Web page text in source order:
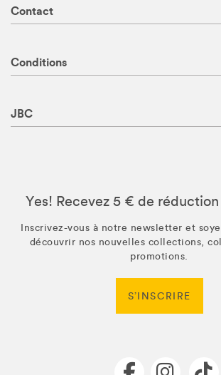
Contact
Conditions
JBC
Yes! Recevez 5 € de
Inscrivez-vous à notre newsletter et
découvrir nos nouvelles collections,
promotions.
S’INSCRIRE